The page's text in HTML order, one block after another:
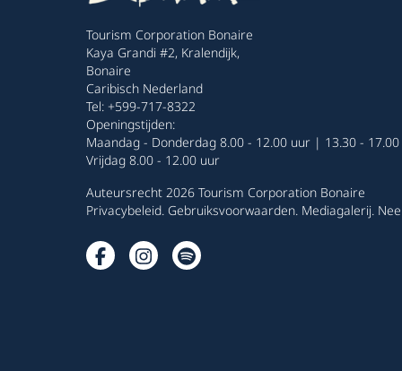
Tourism Corporation Bonaire
Kaya Grandi #2, Kralendijk,
Bonaire
Caribisch Nederland
Tel: +599-717-8322
Openingstijden:
Maandag - Donderdag 8.00 - 12.00 uur | 13.30 -
Vrijdag 8.00 - 12.00 uur
Auteursrecht 2026 Tourism Corporation Bonaire
Privacybeleid. Gebruiksvoorwaarden. Mediagalerij.